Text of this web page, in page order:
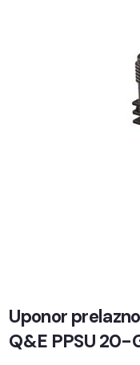
Uponor
Q&E PPSU 20-